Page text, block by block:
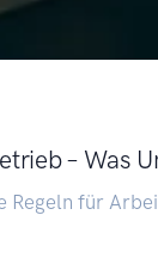
– Was
für